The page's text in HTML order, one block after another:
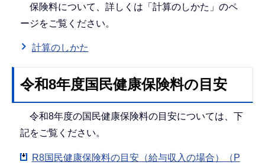
保険料について、詳しくは「計算のしかた」のペ
ージをご覧ください。
計算のしかた
令和8年度国民健康保険料の目安
令和8年度の国民健康保険料の目安については、下
記をご覧ください。
R8国民健康保険料の目安（給与収入の場合）（P